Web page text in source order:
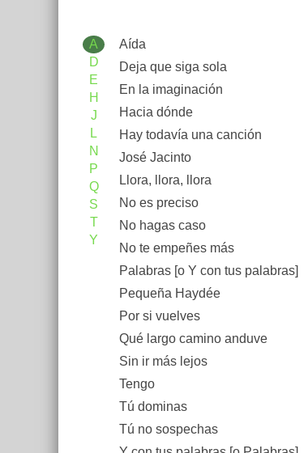
A
D
E
H
J
L
N
P
Q
S
T
Y
Aída
Deja que siga sola
En la imaginación
Hacia dónde
Hay todavía una canción
José Jacinto
Llora, llora, llora
No es preciso
No hagas caso
No te empeñes más
Palabras [o Y con tus palabras]
Pequeña Haydée
Por si vuelves
Qué largo camino anduve
Sin ir más lejos
Tengo
Tú dominas
Tú no sospechas